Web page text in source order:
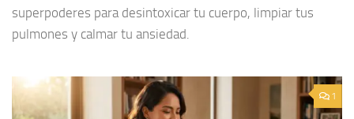
superpoderes para desintoxicar tu cuerpo, limpiar tus
pulmones y calmar tu ansiedad.
1